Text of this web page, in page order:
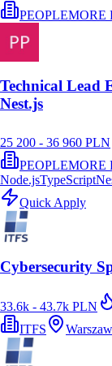
PEOPLEMORE
Technical Lead
Nest.js
25 200 - 36 960 PLN
PEOPLEMORE
Node.jsTypeScript
Quick Apply
Cybersecurity
33.6k - 43.7k PLN
ITFS